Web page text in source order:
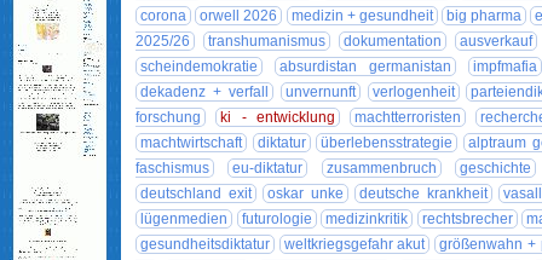
corona
orwell 2026 medizin + gesundheit big pharma
2025/26
transhumanismus dokumentation
ausverkauf
scheindemokratie
absurdistan germanistan
impfmafia
dekadenz + verfall
unvernunft verlogenheit
forschung
ki - entwicklung machtterroristen
machtwirtschaft
diktatur überlebensstrategie
alptraum
faschismus
eu-diktatur zusammenbruch
geschichte
deutschland exit
oskar unke deutsche krankheit
lügenmedien
futurologie medizinkritik rechtsbrecher
gesundheitsdiktatur
weltkriegsgefahr akut
größenwahn +